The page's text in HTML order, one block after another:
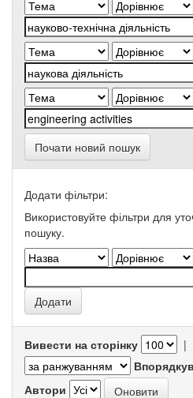
Почати новий пошук
Додати фільтри:
Використовуйте фільтри для
пошуку.
Вивести на сторінку |
Автори